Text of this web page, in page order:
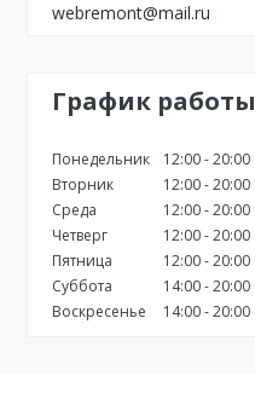
webremont@mail.ru
График работы
Понедельник 12:00 20:00
Вторник
12:00 20:00
Среда
12:00 20:00
Четверг
12:00 20:00
Пятница
12:00 20:00
Суббота
14:00 20:00
Воскресенье
14:00 20:00